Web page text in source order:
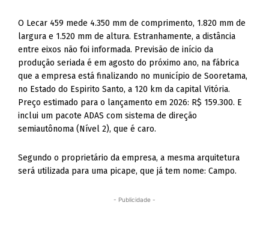
O Lecar 459 mede 4.350 mm de comprimento, 1.820 mm de
largura e 1.520 mm de altura. Estranhamente, a distância
entre eixos não foi informada. Previsão de início da
produção seriada é em agosto do próximo ano, na fábrica
que a empresa está finalizando no município de Sooretama,
no Estado do Espirito Santo, a 120 km da capital Vitória.
Preço estimado para o lançamento em 2026: R$ 159.300. E
inclui um pacote ADAS com sistema de direção
semiautônoma (Nível 2), que é caro.
Segundo o proprietário da empresa, a mesma arquitetura
será utilizada para uma picape, que já tem nome: Campo.
- Publicidade -